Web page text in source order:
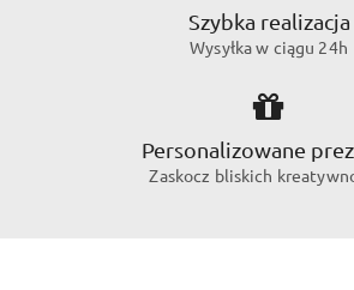
Szybka realizacja
Wysyłka w ciągu 24h
Personalizowane
Zaskocz bliskich